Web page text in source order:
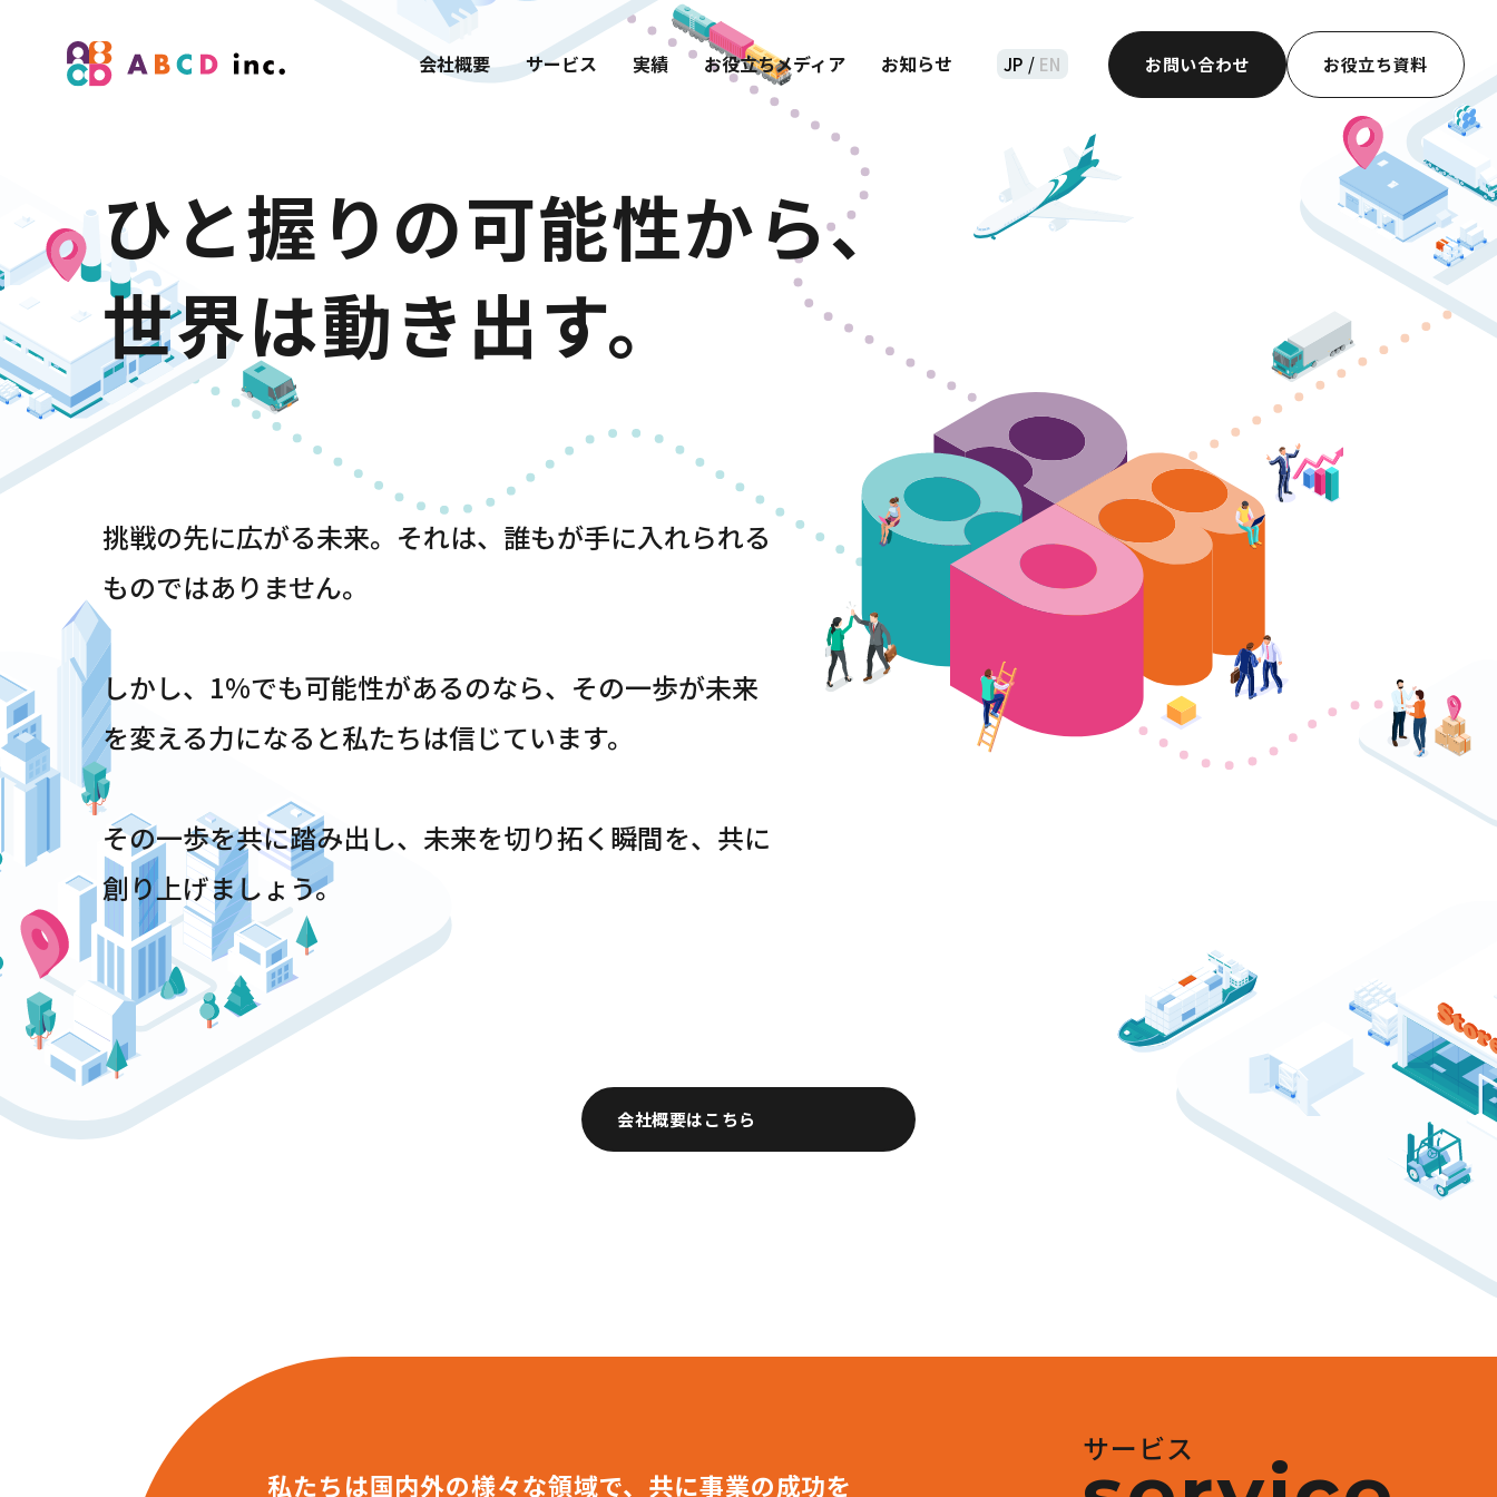
会社概要 サービス 実績 お役立ちメディア お知らせ JP / EN お問い合わせ お役立ち資料
ひと握りの可能性から、
世界は動き出す。
挑戦の先に広がる未来。それは、誰もが手に入れられる
ものではありません。
しかし、1%でも可能性があるのなら、その一歩が未来
を変える力になると私たちは信じています。
その一歩を共に踏み出し、未来を切り拓く瞬間を、共に
創り上げましょう。
会社概要はこちら
サービス
私たちは国内外の様々な領域で、共に事業の成功を